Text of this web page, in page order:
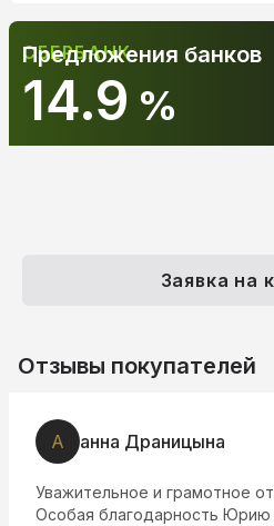
СБЕРБАНК
14.9 %
Предложения банков
Заявка на
Отзывы покупателей
А анна Драницына
Уважительное и грамотное
Особая благодарность